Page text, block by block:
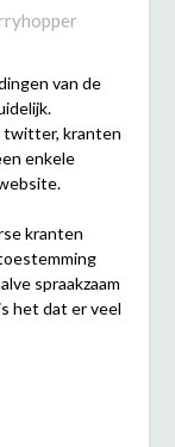
van de
twitter, kranten
enkele
kranten
spraakzaam
het dat er veel